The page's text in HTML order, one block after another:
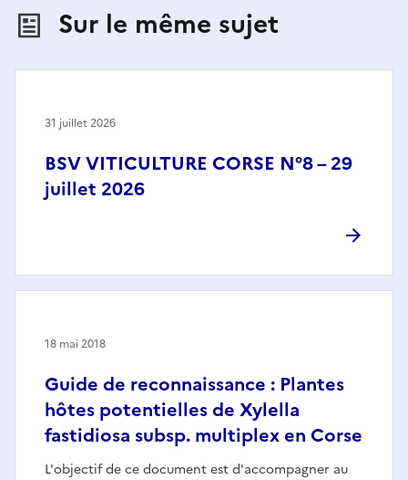
Sur le même sujet
BSV VITICULTURE CORSE N°8 – 29
juillet 2026
31 juillet 2026
Guide de reconnaissance : Plantes
hôtes potentielles de Xylella
fastidiosa subsp. multiplex en Corse
L'objectif de ce document est d'accompagner au
18 mai 2018